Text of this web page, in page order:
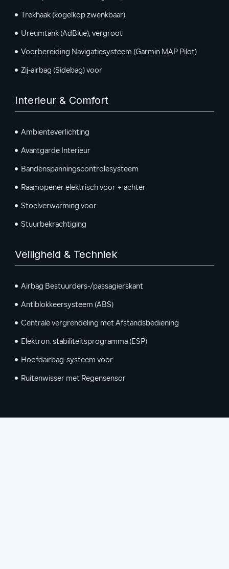
Trekhaak (kogelkop zwenkbaar)
Ureumtank (AdBlue), vergroot
Voorbereiding Navigatiesysteem (Garmin MAP Pilot)
Zij-airbag (Sidebag) voor
Interieur & Comfort
Ambienteverlichting
Avantgarde Interieur
Bandenspanningscontrolesysteem
Raamopener elektrisch voor + achter
Stoelverwarming voor
Stuurbekrachtiging
Veiligheid & Techniek
Airbag Bestuurders-/passagierskant
Antiblokkeersysteem (ABS)
Centrale vergrendeling met Afstandsbediening
Elektron. stabiliteitsprogramma (ESP)
Hoofdairbag-systeem voor
Ruitenwisser met Regensensor